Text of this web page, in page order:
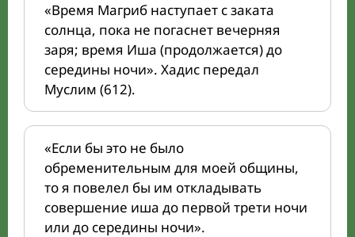
«Время Магриб наступает с заката
солнца, пока не погаснет вечерняя
заря; время Иша (продолжается) до
середины ночи». Хадис передал
Муслим (612).
«Если бы это не было
обременительным для моей общины,
то я повелел бы им откладывать
совершение иша до первой трети ночи
или до середины ночи».